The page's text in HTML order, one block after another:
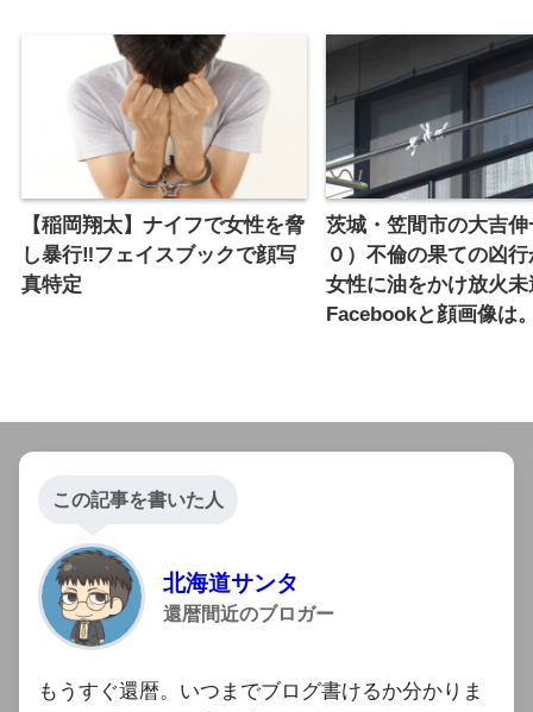
【稲岡翔太】ナイフで女性を脅
し暴行‼︎フェイスブックで顔写
真特定
茨城・笠間市の大吉
０）不倫の果ての凶
女性に油をかけ放火未
Facebookと顔画像は
この記事を書いた人
北海道サンタ
還暦間近のブロガー
もうすぐ還暦。いつまでブログ書けるか分かりま